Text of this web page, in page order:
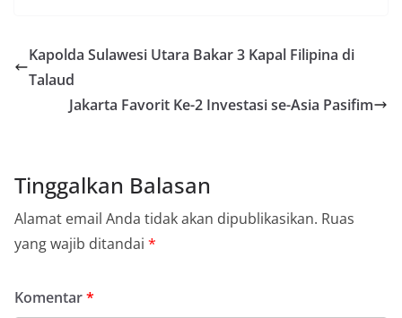
Kapolda Sulawesi Utara Bakar 3 Kapal Filipina di
Talaud
Jakarta Favorit Ke-2 Investasi se-Asia Pasifim
Tinggalkan Balasan
Alamat email Anda tidak akan dipublikasikan. Ruas
yang wajib ditandai *
Komentar*